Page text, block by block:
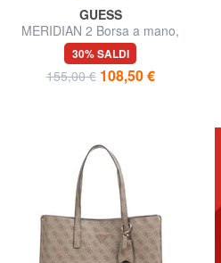
GUESS
MERIDIAN 2 Borsa a mano,
con tracolla
30% SALDI
155,00 € 108,50 €